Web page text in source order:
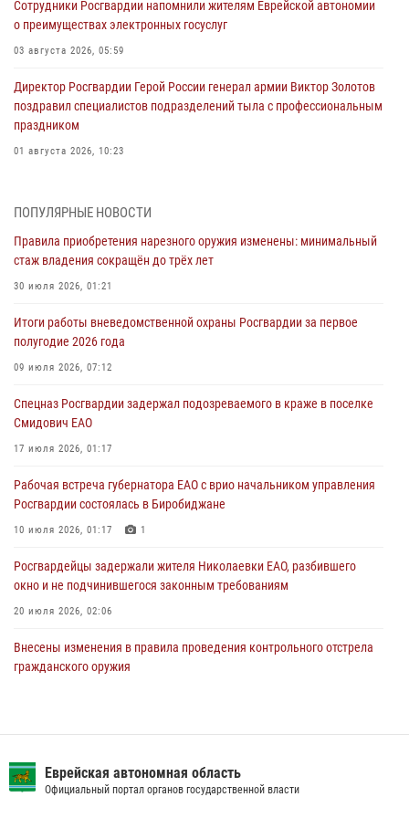
Сотрудники Росгвардии напомнили жителям Еврейской автономии
о преимуществах электронных госуслуг
03 августа 2026, 05:59
Директор Росгвардии Герой России генерал армии Виктор Золотов
поздравил специалистов подразделений тыла с профессиональным
праздником
01 августа 2026, 10:23
Российской Федерации
В Росгвардии вспоминают российских воинов, погибших в Первой
мировой войне 1914-1918 годов
Внесены изменения в правила проведения контрольного отстрела
гражданского оружия
Правила приобретения нарезного оружия изменены: минимальный
стаж владения сокращён до трёх лет
ПОПУЛЯРНЫЕ НОВОСТИ
Правила приобретения нарезного оружия изменены: минимальный
стаж владения сокращён до трёх лет
30 июля 2026, 01:21
Итоги работы вневедомственной охраны Росгвардии за первое
полугодие 2026 года
09 июля 2026, 07:12
Спецназ Росгвардии задержал подозреваемого в краже в поселке
Смидович ЕАО
17 июля 2026, 01:17
Рабочая встреча губернатора ЕАО с врио начальником управления
Росгвардии состоялась в Биробиджане
10 июля 2026, 01:17 1
Росгвардейцы задержали жителя Николаевки ЕАО, разбившего
окно и не подчинившегося законным требованиям
20 июля 2026, 02:06
Внесены изменения в правила проведения контрольного отстрела
гражданского оружия
23 июля 2026, 00:16 2
Еврейская автономная область
Официальный портал органов государственной власти